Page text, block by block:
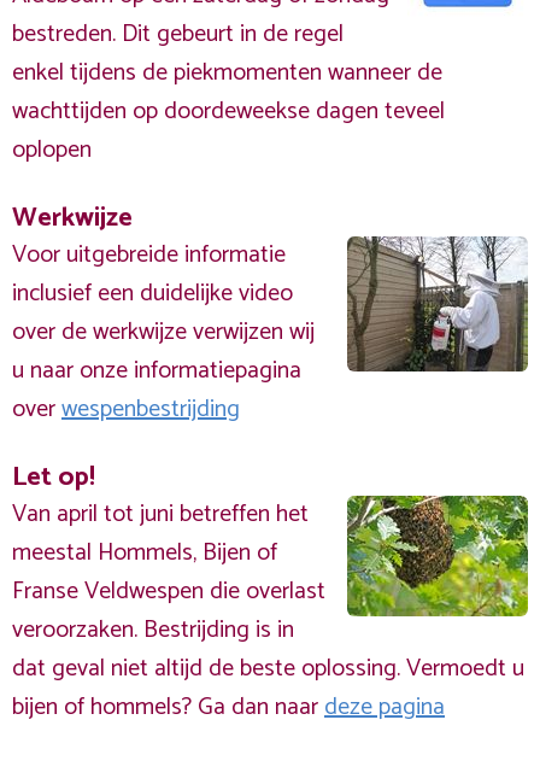
bestreden. Dit gebeurt in de regel
enkel tijdens de piekmomenten wanneer de
wachttijden op doordeweekse dagen teveel
oplopen
Werkwijze
Voor uitgebreide informatie
inclusief een duidelijke video
over de werkwijze verwijzen wij
u naar onze informatiepagina
overwespenbestrijding
Let op!
Van april tot juni betreffen het
meestal Hommels, Bijen of
Franse Veldwespen die overlast
veroorzaken. Bestrijding is in
dat geval niet altijd de beste oplossing. Vermoedt u
bijen of hommels? Ga dan naardeze pagina